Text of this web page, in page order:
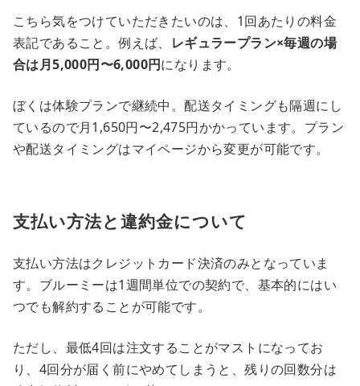
こちら気をつけていただきたいのは、1回あたりの料金
表記であること。例えば、 レギュラープラン×毎週の場
合は月5,000円〜6,000円になります。
ぼくは体験プランで継続中。配送タイミングも隔週にし
ているので月1,650円〜2,475円かかっています。プラン
や配送タイミングはマイページから変更が可能です。
支払い方法と違約金について
支払い方法はクレジットカード決済のみとなっていま
す。ブルーミーは1週間単位での契約で、基本的にはい
つでも解約することが可能です。
ただし、最低4回は注文することがマストになってお
り、4回分が届く前にやめてしまうと、残りの回数分は